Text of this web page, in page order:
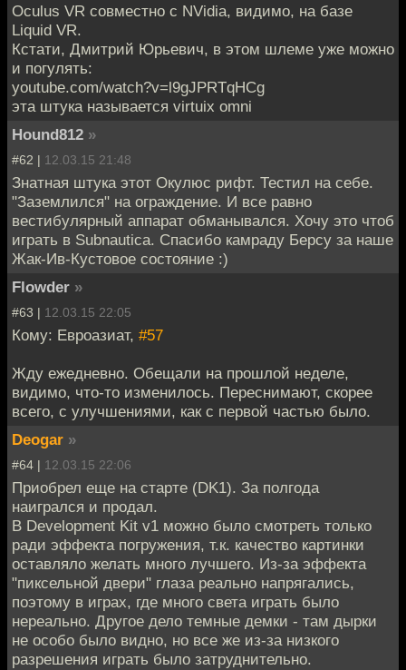
Oculus VR совместно с NVidia, видимо, на базе
Liquid VR.
Кстати, Дмитрий Юрьевич, в этом шлеме уже можно
и погулять:
youtube.com/watch?v=l9gJPRTqHCg
эта штука называется virtuix omni
Hound812 »
#62 | 12.03.15 21:48
Знатная штука этот Окулюс рифт. Тестил на себе.
"Заземлился" на ограждение. И все равно
вестибулярный аппарат обманывался. Хочу это чтоб
играть в Subnautica. Спасибо камраду Берсу за наше
Жак-Ив-Кустовое состояние :)
Flowder »
#63 | 12.03.15 22:05
Кому: Евроазиат, #57
Жду ежедневно. Обещали на прошлой неделе,
видимо, что-то изменилось. Переснимают, скорее
всего, с улучшениями, как с первой частью было.
Deogar »
#64 | 12.03.15 22:06
Приобрел еще на старте (DK1). За полгода
наигрался и продал.
В Development Kit v1 можно было смотреть только
ради эффекта погружения, т.к. качество картинки
оставляло желать много лучшего. Из-за эффекта
"пиксельной двери" глаза реально напрягались,
поэтому в играх, где много света играть было
нереально. Другое дело темные демки - там дырки
не особо было видно, но все же из-за низкого
разрешения играть было затруднительно.